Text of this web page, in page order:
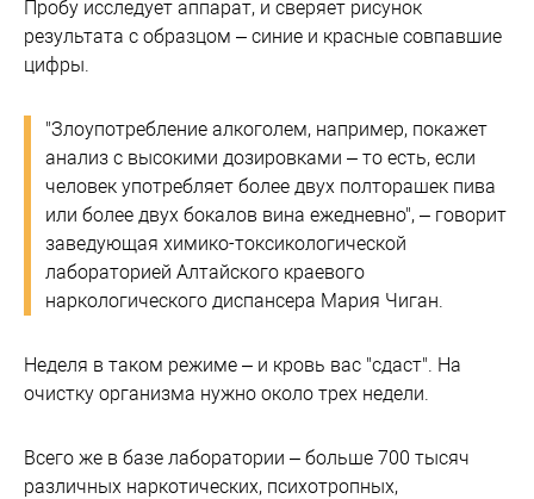
Пробу исследует аппарат, и сверяет рисунок
результата с образцом – синие и красные совпавшие
цифры.
"Злоупотребление алкоголем, например, покажет
анализ с высокими дозировками – то есть, если
человек употребляет более двух полторашек пива
или более двух бокалов вина ежедневно", – говорит
заведующая химико-токсикологической
лабораторией Алтайского краевого
наркологического диспансера Мария Чиган.
Неделя в таком режиме – и кровь вас "сдаст". На
очистку организма нужно около трех недели.
Всего же в базе лаборатории – больше 700 тысяч
различных наркотических, психотропных,